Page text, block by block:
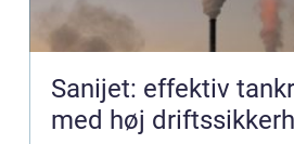
Sanijet: effektiv
med høj